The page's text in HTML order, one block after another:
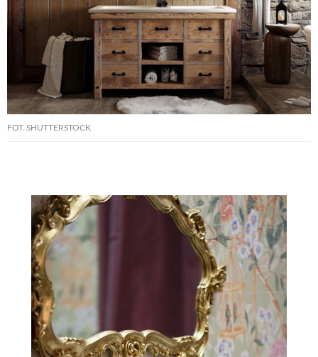
FOT. SHUTTERSTOCK